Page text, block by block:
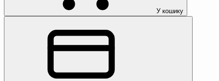
У кошику